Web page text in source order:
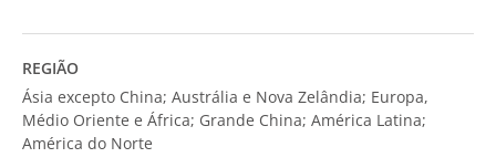
REGIÃO
Ásia excepto China; Austrália e Nova Zelândia; Europa,
Médio Oriente e África; Grande China; América Latina;
América do Norte